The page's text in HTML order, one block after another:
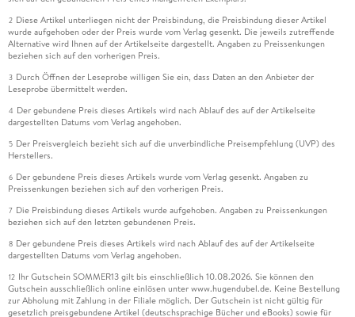
2 Diese Artikel unterliegen nicht der Preisbindung, die Preisbindung dieser Artikel
wurde aufgehoben oder der Preis wurde vom Verlag gesenkt. Die jeweils zutreffende
Alternative wird Ihnen auf der Artikelseite dargestellt. Angaben zu Preissenkungen
beziehen sich auf den vorherigen Preis.
3 Durch Öffnen der Leseprobe willigen Sie ein, dass Daten an den Anbieter der
Leseprobe übermittelt werden.
4 Der gebundene Preis dieses Artikels wird nach Ablauf des auf der Artikelseite
dargestellten Datums vom Verlag angehoben.
5 Der Preisvergleich bezieht sich auf die unverbindliche Preisempfehlung (UVP) des
Herstellers.
6 Der gebundene Preis dieses Artikels wurde vom Verlag gesenkt. Angaben zu
Preissenkungen beziehen sich auf den vorherigen Preis.
7 Die Preisbindung dieses Artikels wurde aufgehoben. Angaben zu Preissenkungen
beziehen sich auf den letzten gebundenen Preis.
8 Der gebundene Preis dieses Artikels wird nach Ablauf des auf der Artikelseite
dargestellten Datums vom Verlag angehoben.
12 Ihr Gutschein SOMMER13 gilt bis einschließlich 10.08.2026. Sie können den
Gutschein ausschließlich online einlösen unter www.hugendubel.de. Keine Bestellung
zur Abholung mit Zahlung in der Filiale möglich. Der Gutschein ist nicht gültig für
gesetzlich preisgebundene Artikel (deutschsprachige Bücher und eBooks) sowie für